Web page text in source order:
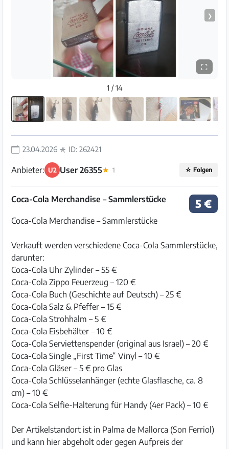
❯
⛶
1 / 14
23.04.2026 ID: 262421
Anbieter: U2 User 26355★ 1 ☆ Folgen
5 €
Coca-Cola Merchandise – Sammlerstücke
Coca-Cola Merchandise – Sammlerstücke
Verkauft werden verschiedene Coca-Cola Sammlerstücke,
darunter:
Coca-Cola Uhr Zylinder – 55 €
Coca-Cola Zippo Feuerzeug – 120 €
Coca-Cola Buch (Geschichte auf Deutsch) – 25 €
Coca-Cola Salz & Pfeffer – 15 €
Coca-Cola Strohhalm – 5 €
Coca-Cola Eisbehälter – 10 €
Coca-Cola Serviettenspender (original aus Israel) – 20 €
Coca-Cola Single „First Time“ Vinyl – 10 €
Coca-Cola Gläser – 5 € pro Glas
Coca-Cola Schlüsselanhänger (echte Glasflasche, ca. 8
cm) – 10 €
Coca-Cola Selfie-Halterung für Handy (4er Pack) – 10 €
Der Artikelstandort ist in Palma de Mallorca (Son Ferriol)
und kann hier abgeholt oder gegen Aufpreis der